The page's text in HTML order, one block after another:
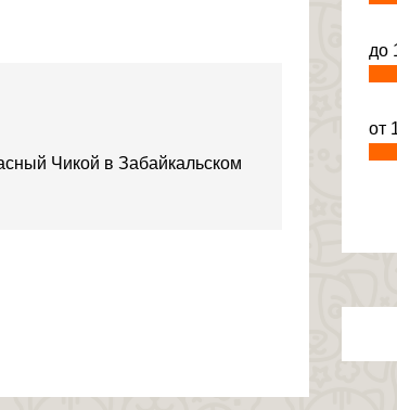
Чикой в Забайкальском
до
от